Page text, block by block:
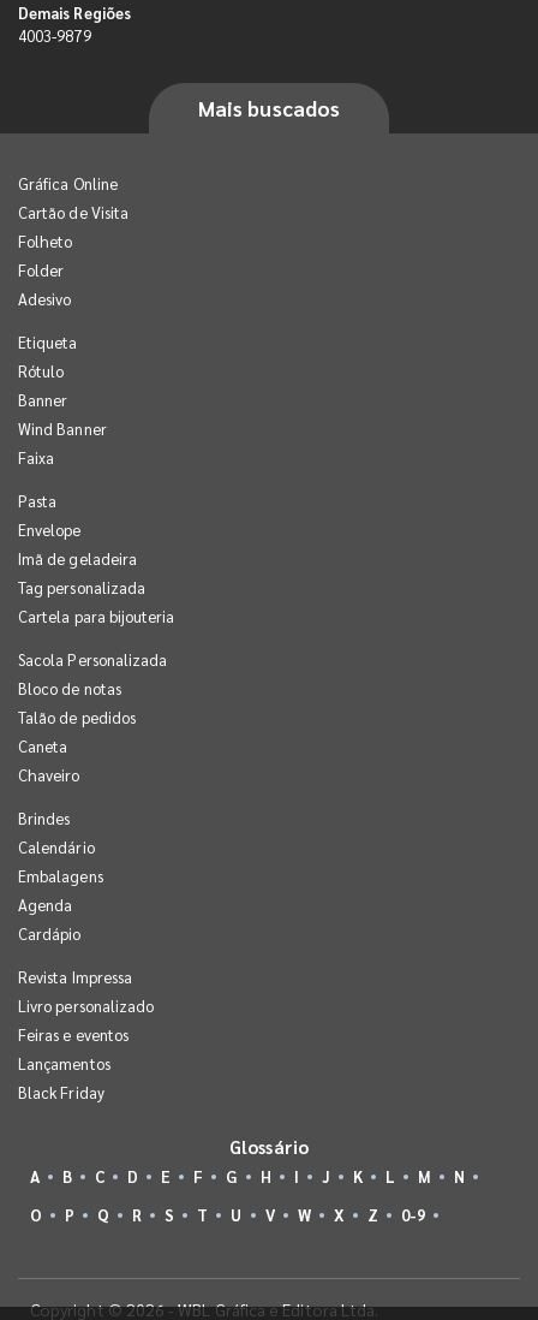
Demais Regiões
4003-9879
Mais buscados
Gráfica Online
Cartão de Visita
Folheto
Folder
Adesivo
Etiqueta
Rótulo
Banner
Wind Banner
Faixa
Pasta
Envelope
Imã de geladeira
Tag personalizada
Cartela para bijouteria
Sacola Personalizada
Bloco de notas
Talão de pedidos
Caneta
Chaveiro
Brindes
Calendário
Embalagens
Agenda
Cardápio
Revista Impressa
Livro personalizado
Feiras e eventos
Lançamentos
Black Friday
Glossário
A B C D E F G H I J K L M
N
O
P Q R S T U V W X Z 0-9
Copyright © 2026 - WBL Gráfica e Editora Ltda.